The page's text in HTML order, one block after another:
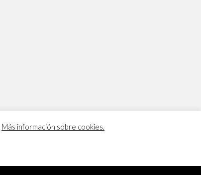
Más información sobre cookies.